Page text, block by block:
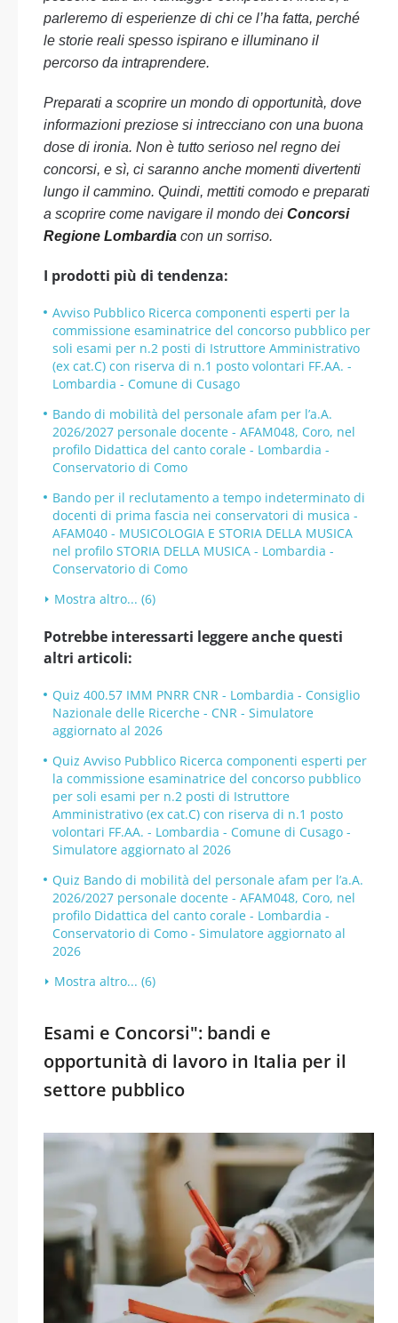
parleremo di esperienze di chi ce l’ha fatta, perché
le storie reali spesso ispirano e illuminano il
percorso da intraprendere.
Preparati a scoprire un mondo di opportunità, dove
informazioni preziose si intrecciano con una buona
dose di ironia. Non è tutto serioso nel regno dei
concorsi, e sì, ci saranno anche momenti divertenti
lungo il cammino. Quindi, mettiti comodo e preparati
a scoprire come navigare il mondo dei Concorsi
Regione Lombardia con un sorriso.
I prodotti più di tendenza:
Avviso Pubblico Ricerca componenti esperti per la
commissione esaminatrice del concorso pubblico per
soli esami per n.2 posti di Istruttore Amministrativo
(ex cat.C) con riserva di n.1 posto volontari FF.AA. -
Lombardia - Comune di Cusago
Bando di mobilità del personale afam per l’a.A.
2026/2027 personale docente - AFAM048, Coro, nel
profilo Didattica del canto corale - Lombardia -
Conservatorio di Como
Bando per il reclutamento a tempo indeterminato di
docenti di prima fascia nei conservatori di musica -
AFAM040 - MUSICOLOGIA E STORIA DELLA MUSICA
nel profilo STORIA DELLA MUSICA - Lombardia -
Conservatorio di Como
Mostra altro... (6)
Potrebbe interessarti leggere anche questi
altri articoli:
Quiz 400.57 IMM PNRR CNR - Lombardia - Consiglio
Nazionale delle Ricerche - CNR - Simulatore
aggiornato al 2026
Quiz Avviso Pubblico Ricerca componenti esperti per
la commissione esaminatrice del concorso pubblico
per soli esami per n.2 posti di Istruttore
Amministrativo (ex cat.C) con riserva di n.1 posto
volontari FF.AA. - Lombardia - Comune di Cusago -
Simulatore aggiornato al 2026
Quiz Bando di mobilità del personale afam per l’a.A.
2026/2027 personale docente - AFAM048, Coro, nel
profilo Didattica del canto corale - Lombardia -
Conservatorio di Como - Simulatore aggiornato al
2026
Mostra altro... (6)
Esami e Concorsi": bandi e
opportunità di lavoro in Italia per il
settore pubblico